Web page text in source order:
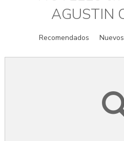
AGUSTIN
Recomendados Nuevos